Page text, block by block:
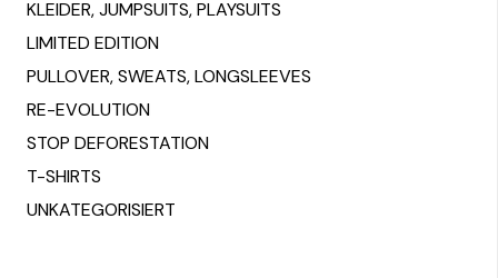
KLEIDER, JUMPSUITS, PLAYSUITS
LIMITED EDITION
PULLOVER, SWEATS, LONGSLEEVES
RE-EVOLUTION
STOP DEFORESTATION
T-SHIRTS
UNKATEGORISIERT